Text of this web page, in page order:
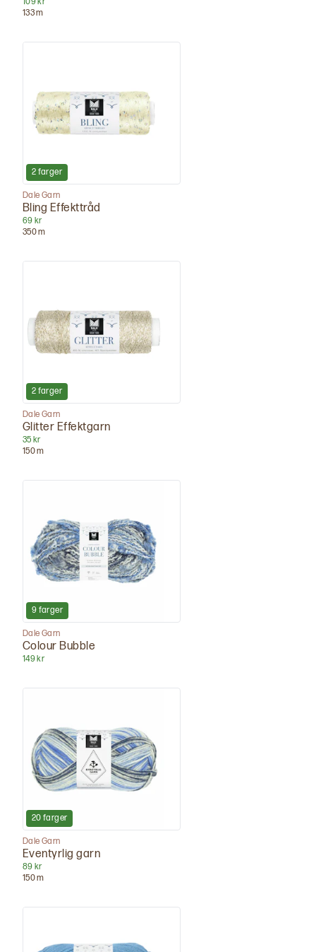
133m
2 farger
Dale Garn
Bling Effekttråd
69 kr
350m
2 farger
Dale Garn
Glitter Effektgarn
35 kr
150m
9 farger
Dale Garn
Colour Bubble
149 kr
20 farger
Dale Garn
Eventyrlig garn
89 kr
150m